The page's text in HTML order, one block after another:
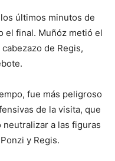
últimos minutos de
el final. Muñóz metió el
de Regis,
fue más peligroso
de la visita, que
a las figuras
y Regis.